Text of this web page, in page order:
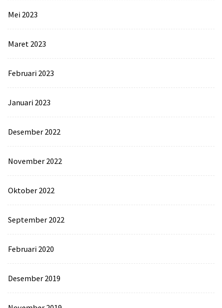
Mei 2023
Maret 2023
Februari 2023
Januari 2023
Desember 2022
November 2022
Oktober 2022
September 2022
Februari 2020
Desember 2019